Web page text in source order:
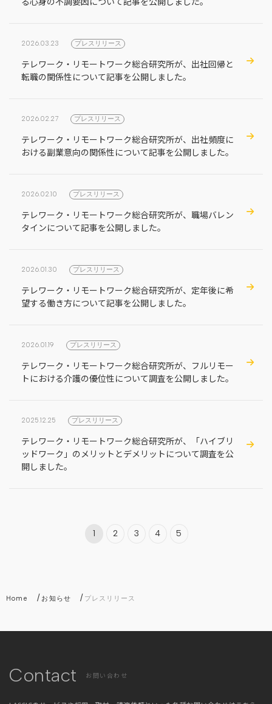
2026.03.23 プレスリリース
テレワーク・リモートワーク総合研究所が、出社回帰と
転職の関係性について記事を公開しました。
2026.02.27 プレスリリース
テレワーク・リモートワーク総合研究所が、出社頻度に
おける副業意向の関係性について記事を公開しました。
2026.02.10 プレスリリース
テレワーク・リモートワーク総合研究所が、職場バレン
タインについて記事を公開しました。
2026.01.30 プレスリリース
テレワーク・リモートワーク総合研究所が、定年後に希
望する働き方について記事を公開しました。
2026.01.19 プレスリリース
テレワーク・リモートワーク総合研究所が、フルリモー
トにおける介護の優位性について調査を公開しました。
2025.12.25 プレスリリース
テレワーク・リモートワーク総合研究所が、「ハイブリ
ッドワーク」のメリットとデメリットについて調査を公
開しました。
1 2 3 4 5
Home / お知らせ / プレスリリース
Contact お問い合わせ